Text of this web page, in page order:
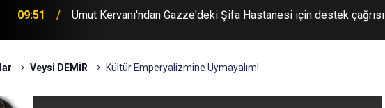
09:51 Umut Kervanı'ndan Gazze'deki Şifa Hastanesi için destek çağrısı
Veysi DEMİR Kültür Emperyalizmine Uymayalım!